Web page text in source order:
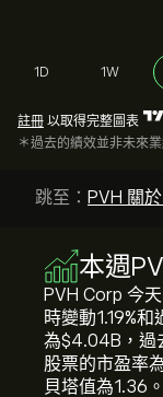
1D 1W
註冊 以取得完整圖表
＊過去的績效並非未來
跳至： PVH 關
本週
PVH Corp 今
時變動‎1.19‎%
為‎$‎4.04B，過
股票的市盈率
貝塔值為1.36。